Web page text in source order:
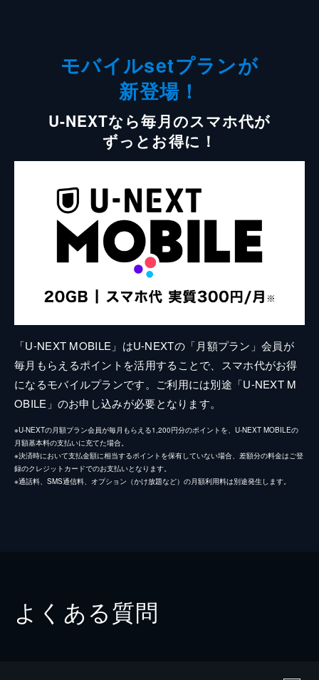
モバイルsetプランが
新登場！
U-NEXTなら毎月のスマホ代が
ずっとお得に！
「U-NEXT MOBILE」はU-NEXTの「月額プラン」会員が
毎月もらえるポイントを活用することで、スマホ代がお得
になるモバイルプランです。ご利用には別途「U-NEXT M
OBILE」のお申し込みが必要となります。
※U-NEXTの月額プラン会員が毎月もらえる1,200円分のポイントを、U-NEXT MOBILEの
月額基本料の支払いに充てた場合。
※決済時において支払金額に相当するポイントを保有していない場合、差額分の料金はご登
録のクレジットカードでのお支払いとなります。
※通話料、SMS通信料、オプション（かけ放題など）の月額利用料は別途発生します。
よくある質問